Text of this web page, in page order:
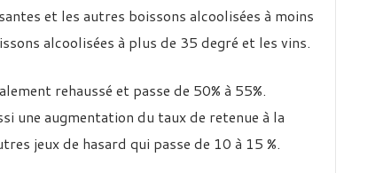
et les autres boissons alcoolisées à moins
alcoolisées à plus de 35 degré et les vins.
rehaussé et passe de 50% à 55%.
une augmentation du taux de retenue à la
jeux de hasard qui passe de 10 à 15 %.